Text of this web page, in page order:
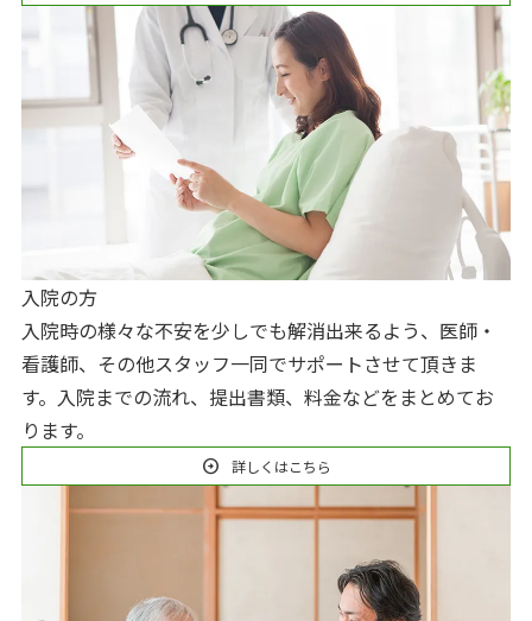
入院の方
入院時の様々な不安を少しでも解消出来るよう、医師・
看護師、その他スタッフ一同でサポートさせて頂きま
す。入院までの流れ、提出書類、料金などをまとめてお
ります。
arrow_circle_right 詳しくはこちら